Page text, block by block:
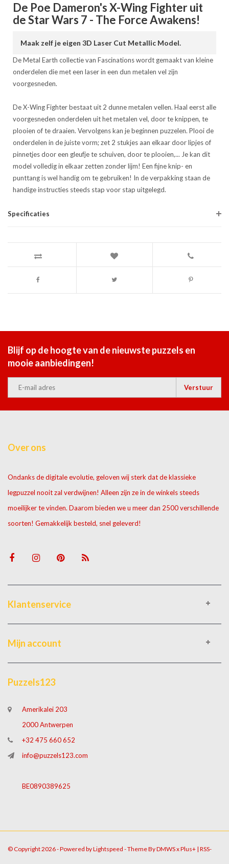
De Poe Dameron's X-Wing Fighter uit
de Star Wars 7 - The Force Awakens!
Maak zelf je eigen 3D Laser Cut Metallic Model.
De Metal Earth collectie van Fascinations wordt gemaakt van kleine
onderdelen die met een laser in een dun metalen vel zijn
voorgesneden.
De X-Wing Fighter bestaat uit 2 dunne metalen vellen. Haal eerst alle
voorgesneden onderdelen uit het metalen vel, door te knippen, te
plooien of te draaien. Vervolgens kan je beginnen puzzelen. Plooi de
onderdelen in de juiste vorm; zet 2 stukjes aan elkaar door lipjes of
pinnetjes door een gleufje te schuiven, door te plooien,... Je kan dit
model volledig in elkaar zetten zonder lijm! Een fijne knip- en
punttang is wel handig om te gebruiken! In de verpakking staan de
handige instructies steeds stap voor stap uitgelegd.
Specificaties
Blijf op de hoogte van de nieuwste puzzels en
mooie aanbiedingen!
Verstuur
Over ons
Ondanks de digitale evolutie, geloven wij sterk dat de klassieke
legpuzzel nooit zal verdwijnen! Alleen zijn ze in de winkels steeds
moeilijker te vinden. Daarom bieden we u meer dan 2500 verschillende
soorten! Gemakkelijk besteld, snel geleverd!
Klantenservice
Mijn account
Puzzels123
Amerikalei 203
2000 Antwerpen
+32 475 660 652
info@puzzels123.com
BE0890389625
© Copyright 2026 - Powered byLightspeed - Theme ByDMWSxPlus+ | RSS-